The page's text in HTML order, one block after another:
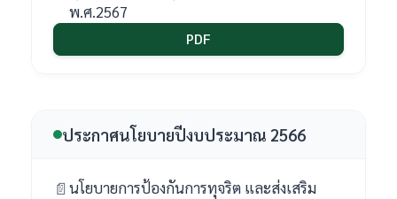
พ.ศ.2567
PDF
ประกาศนโยบายปีงบประมาณ 2566
นโยบายการป้องกันการทุจริต และส่งเสริม